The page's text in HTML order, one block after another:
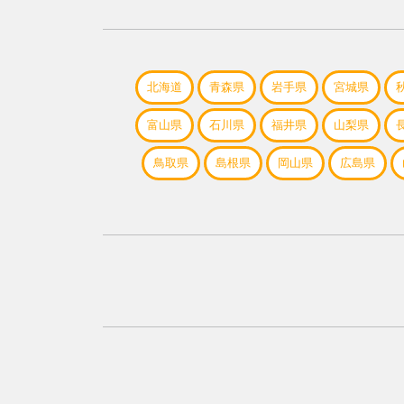
北海道 青森県 岩手県 宮城県
富山県 石川県 福井県 山梨県
鳥取県 島根県 岡山県 広島県